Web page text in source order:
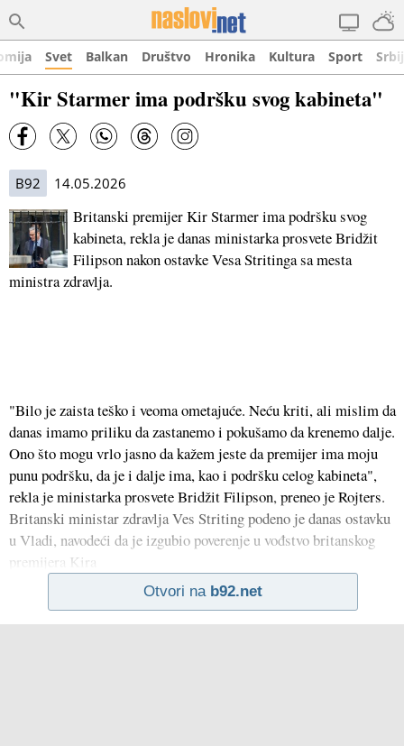
Svet Balkan Društvo Hronika Kultura Sport
"Kir Starmer ima podršku svog kabineta"
B92 14.05.2026
Britanski premijer Kir Starmer ima podršku svog
kabineta, rekla je danas ministarka prosvete Bridžit
Filipson nakon ostavke Vesa Stritinga sa mesta
ministra zdravlja.
"Bilo je zaista teško i veoma ometajuće. Neću kriti, ali mislim da
danas imamo priliku da zastanemo i pokušamo da krenemo dalje.
Ono što mogu vrlo jasno da kažem jeste da premijer ima moju
punu podršku, da je i dalje ima, kao i podršku celog kabineta",
rekla je ministarka prosvete Bridžit Filipson, preneo je Rojters.
Britanski ministar zdravlja Ves Striting podeno je danas ostavku
u Vladi, navodeći da je izgubio poverenje u vođstvo britanskog
premijera Kira
Otvori na b92.net